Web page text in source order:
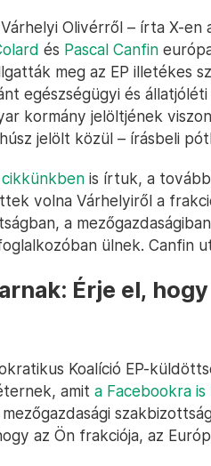
Olivérről – írta X-en
és Pascal Canfin
meg az EP illetékes
egészségügyi és
kormány jelöltjének
jelölt közül – írásbeli
is írtuk, a
volna Várhelyiről a
a
ülnek. Canfin
Érje el,
Koalíció EP-
amit a Facebookra
az Ön frakciója, az